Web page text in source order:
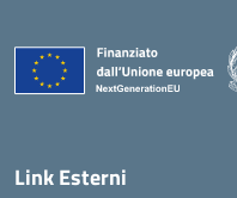
Link Esterni